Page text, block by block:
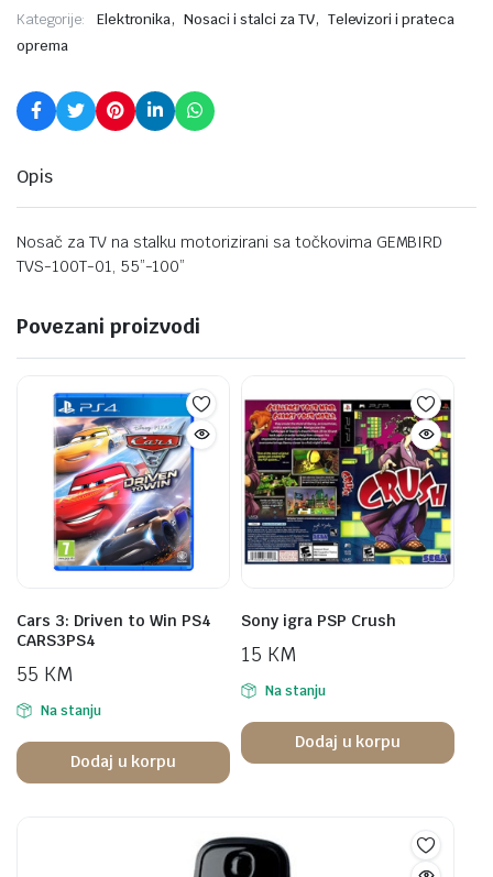
Kategorije: Elektronika, Nosaci i stalci za TV, Televizori i prateca
oprema
Opis
Nosač za TV na stalku motorizirani sa točkovima GEMBIRD
TVS-100T-01, 55”-100”
Povezani proizvodi
Cars 3: Driven to Win PS4
CARS3PS4
55 KM
Na stanju
Dodaj u korpu
Sony igra PSP Crush
15 KM
Na stanju
Dodaj u korpu